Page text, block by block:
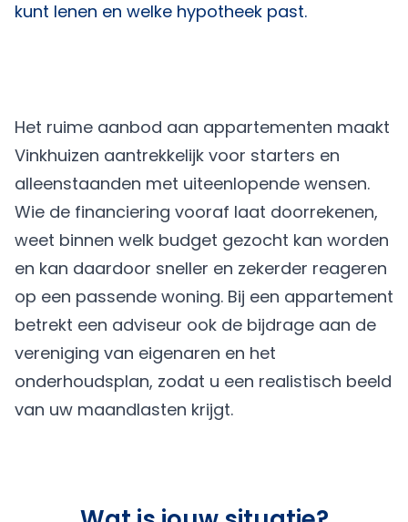
kunt lenen en welke hypotheek past.
Het ruime aanbod aan appartementen maakt
Vinkhuizen aantrekkelijk voor starters en
alleenstaanden met uiteenlopende wensen.
Wie de financiering vooraf laat doorrekenen,
weet binnen welk budget gezocht kan worden
en kan daardoor sneller en zekerder reageren
op een passende woning. Bij een appartement
betrekt een adviseur ook de bijdrage aan de
vereniging van eigenaren en het
onderhoudsplan, zodat u een realistisch beeld
van uw maandlasten krijgt.